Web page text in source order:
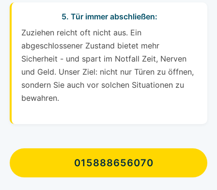
5. Tür immer abschließen:
Zuziehen reicht oft nicht aus. Ein
abgeschlossener Zustand bietet mehr
Sicherheit - und spart im Notfall Zeit, Nerven
und Geld. Unser Ziel: nicht nur Türen zu öffnen,
sondern Sie auch vor solchen Situationen zu
bewahren.
015888656070